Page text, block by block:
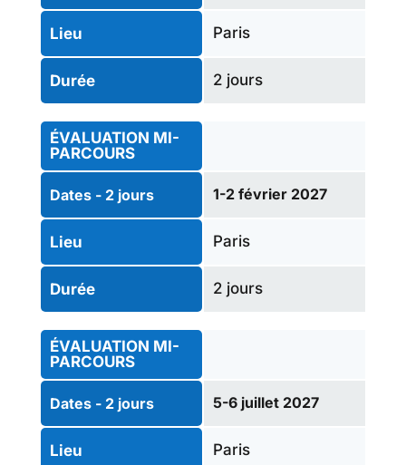
Lieu
Durée
Paris
2 jours
ÉVALUATION MI-
PARCOURS
Dates - 2 jours
Lieu
Durée
1-2 février 2027
Paris
2 jours
ÉVALUATION MI-
PARCOURS
Dates - 2 jours
Lieu
5-6 juillet 2027
Paris